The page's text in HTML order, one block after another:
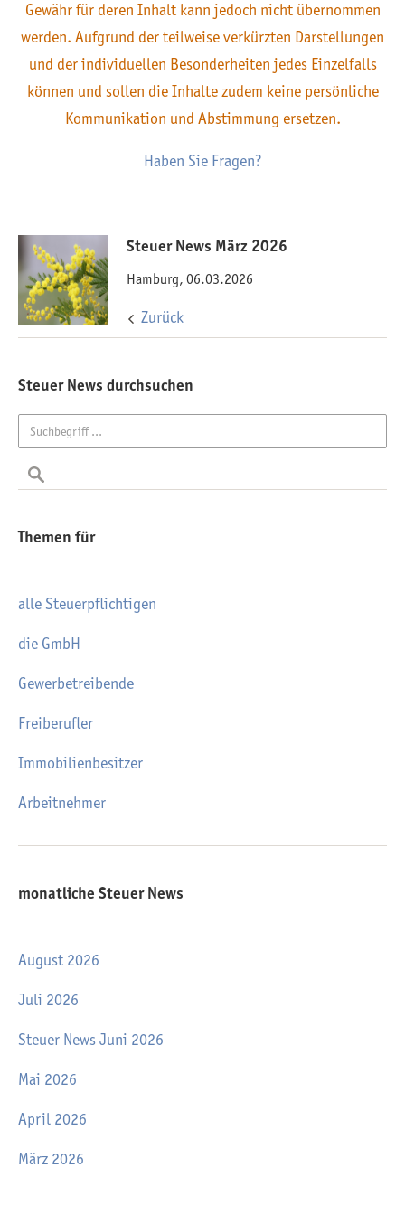
Gewähr für deren Inhalt kann jedoch nicht übernommen
werden. Aufgrund der teilweise verkürzten Darstellungen
und der individuellen Besonderheiten jedes Einzelfalls
können und sollen die Inhalte zudem keine persönliche
Kommunikation und Abstimmung ersetzen.
Haben Sie Fragen?
Steuer News März 2026
Hamburg, 06.03.2026
Zurück
Steuer News durchsuchen
Themen für
alle Steuerpflichtigen
die GmbH
Gewerbetreibende
Freiberufler
Immobilienbesitzer
Arbeitnehmer
monatliche Steuer News
August 2026
Juli 2026
Steuer News Juni 2026
Mai 2026
April 2026
März 2026